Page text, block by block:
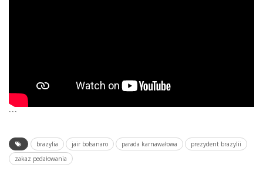
```
brazylia jair bolsanaro parada karnawałowa
prezydent brazylii
zakaz pedałowania